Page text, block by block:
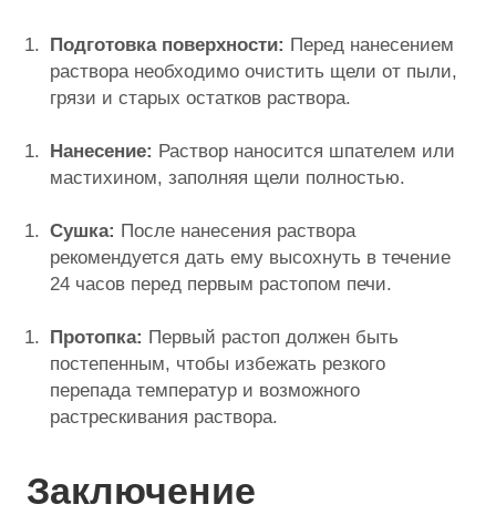
Подготовка поверхности: Перед нанесением
раствора необходимо очистить щели от пыли,
грязи и старых остатков раствора.
Нанесение: Раствор наносится шпателем или
мастихином, заполняя щели полностью.
Сушка: После нанесения раствора
рекомендуется дать ему высохнуть в течение
24 часов перед первым растопом печи.
Протопка: Первый растоп должен быть
постепенным, чтобы избежать резкого
перепада температур и возможного
растрескивания раствора.
Заключение